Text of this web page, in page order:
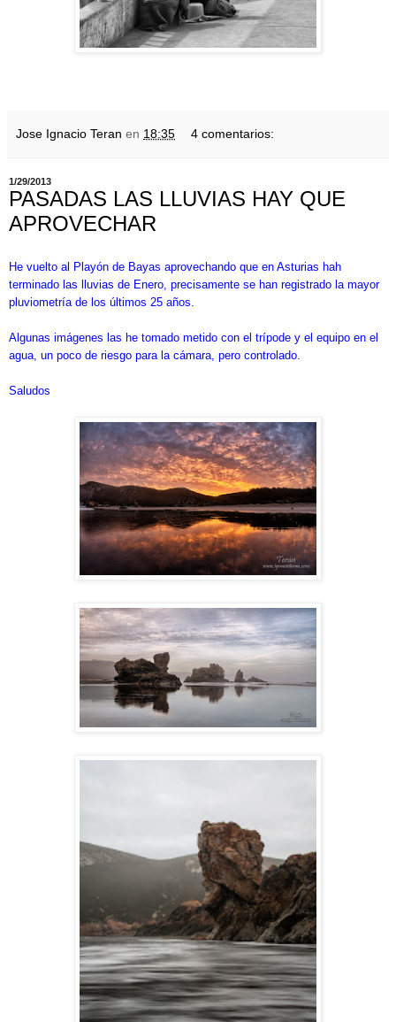
Jose Ignacio Teran en 18:35 4 comentarios:
1/29/2013
PASADAS LAS LLUVIAS HAY QUE
APROVECHAR
He vuelto al Playón de Bayas aprovechando que en Asturias hah
terminado las lluvias de Enero, precisamente se han registrado la mayor
pluviometría de los últimos 25 años.
Algunas imágenes las he tomado metido con el trípode y el equipo en el
agua, un poco de riesgo para la cámara, pero controlado
Saludos